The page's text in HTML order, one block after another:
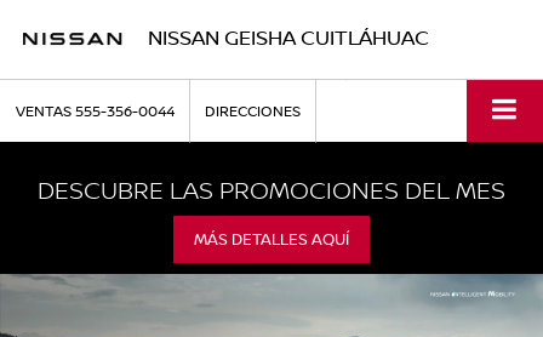
NISSAN GEISHA CUITLÁHUAC
VENTAS555-356-0044 DIRECCIONES
DESCUBRE LAS PROMOCIONES DEL MES
MÁS DETALLES AQUÍ